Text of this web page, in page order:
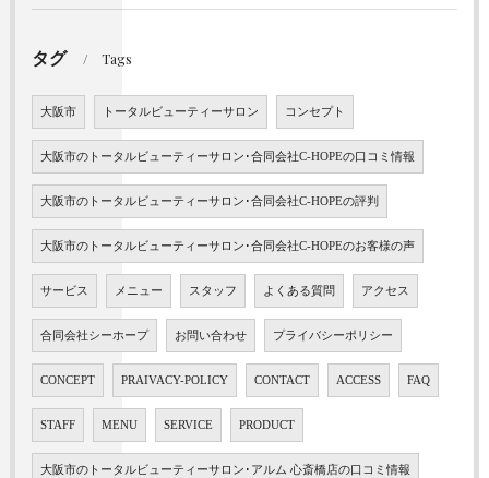
タグ Tags
大阪市 トータルビューティーサロン コンセプト
大阪市のトータルビューティーサロン･合同会社C-HOPEの口コミ情報
大阪市のトータルビューティーサロン･合同会社C-HOPEの評判
大阪市のトータルビューティーサロン･合同会社C-HOPEのお客様の声
サービス メニュー スタッフ よくある質問 アクセス
合同会社シーホープ お問い合わせ プライバシーポリシー
CONCEPT PRAIVACY-POLICY CONTACT ACCESS FAQ
STAFF MENU SERVICE PRODUCT
大阪市のトータルビューティーサロン･アルム 心斎橋店の口コミ情報